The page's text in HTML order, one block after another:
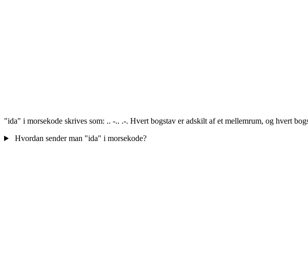
"ida" i morsekode skrives som: .. -.. .-. Hvert bogstav er adskilt af et mellemrum, og hvert
Hvordan sender man "ida" i morsekode?